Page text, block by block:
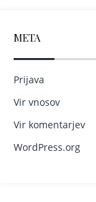
META
Prijava
Vir vnosov
Vir komentarjev
WordPress.org